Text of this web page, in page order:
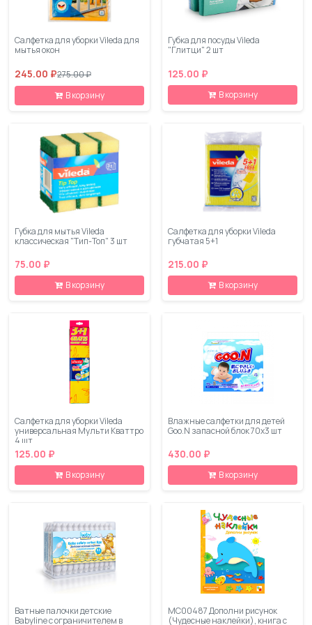
Салфетка для уборки Vileda для
мытья окон
245.00 ₽275.00 ₽
В корзину
Губка для посуды Vileda
"Глитци" 2 шт
125.00 ₽
В корзину
Губка для мытья Vileda
классическая "Тип-Топ" 3 шт
75.00 ₽
В корзину
Салфетка для уборки Vileda
губчатая 5+1
215.00 ₽
В корзину
Салфетка для уборки Vileda
универсальная Мульти Кваттро
4 шт
125.00 ₽
В корзину
Влажные салфетки для детей
Goo.N запасной блок 70х3 шт
430.00 ₽
В корзину
Ватные палочки детские
Babyline с ограничителем в
МС00487 Дополни рисунок
(Чудесные наклейки), книга с